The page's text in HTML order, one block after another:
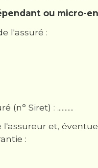
ou micro-
l'assuré :
Siret) : ...........
et,
: